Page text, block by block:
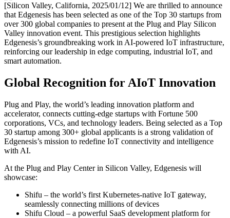
[Silicon Valley, California, 2025/01/12] We are thrilled to announce
that Edgenesis has been selected as one of the Top 30 startups from
over 300 global companies to present at the Plug and Play Silicon
Valley innovation event. This prestigious selection highlights
Edgenesis’s groundbreaking work in AI-powered IoT infrastructure,
reinforcing our leadership in edge computing, industrial IoT, and
smart automation.
Global Recognition for AIoT Innovation
Plug and Play, the world’s leading innovation platform and
accelerator, connects cutting-edge startups with Fortune 500
corporations, VCs, and technology leaders. Being selected as a Top
30 startup among 300+ global applicants is a strong validation of
Edgenesis’s mission to redefine IoT connectivity and intelligence
with AI.
At the Plug and Play Center in Silicon Valley, Edgenesis will
showcase:
Shifu – the world’s first Kubernetes-native IoT gateway,
seamlessly connecting millions of devices
Shifu Cloud – a powerful SaaS development platform for